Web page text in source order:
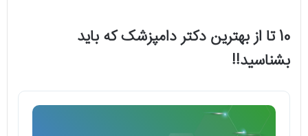
10 تا از بهترین دکتر دامپزشک که باید
بشناسید!!